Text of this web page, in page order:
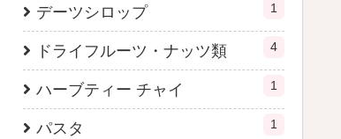
デーツシロップ 1
ドライフルーツ・ナッツ類 4
ハーブティー チャイ 1
パスタ 1